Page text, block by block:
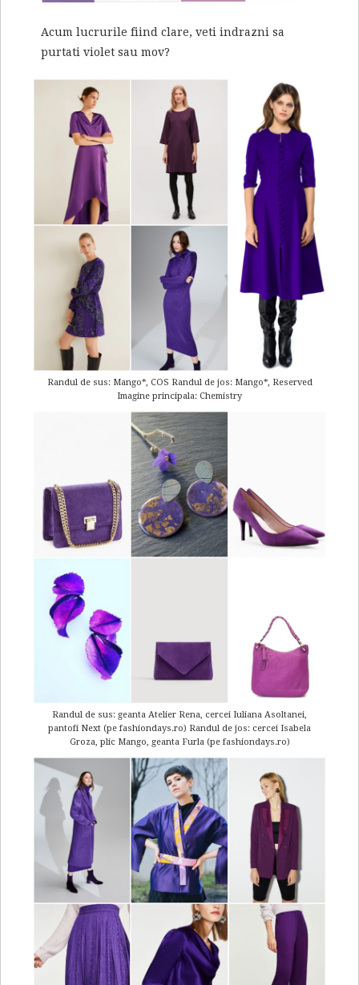
Acum lucrurile fiind clare, veti indrazni sa
purtati violet sau mov?
Randul de sus: Mango*, COS Randul de jos: Mango*, Reserved
Imagine principala: Chemistry
Randul de sus: geanta Atelier Rena, cercei Iuliana Asoltanei,
pantofi Next (pe fashiondays.ro) Randul de jos: cercei Isabela
Groza, plic Mango, geanta Furla (pe fashiondays.ro)